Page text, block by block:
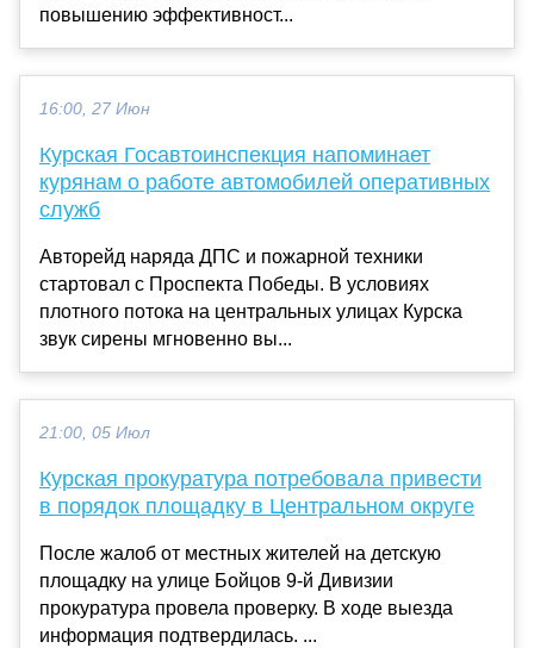
повышению эффективност...
16:00, 27 Июн
Курская Госавтоинспекция напоминает
курянам о работе автомобилей оперативных
служб
Авторейд наряда ДПС и пожарной техники
стартовал с Проспекта Победы. В условиях
плотного потока на центральных улицах Курска
звук сирены мгновенно вы...
21:00, 05 Июл
Курская прокуратура потребовала привести
в порядок площадку в Центральном округе
После жалоб от местных жителей на детскую
площадку на улице Бойцов 9-й Дивизии
прокуратура провела проверку. В ходе выезда
информация подтвердилась. ...